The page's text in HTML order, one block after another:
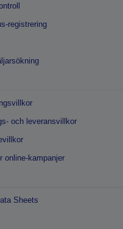
registrering
och leveransvillkor
online-kampanjer
Sheets